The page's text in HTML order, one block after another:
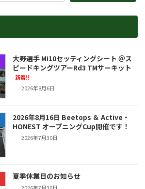
大野選手 Mi10セッティングシート ＠ス
ピードキングツアーRd3 TMサーキット
新着!!
2026年8月6日
2026年8月16日 Beetops ＆ Active・
HONEST オープニングCup開催です！
2026年7月30日
夏季休業日のお知らせ
2026年7月30日